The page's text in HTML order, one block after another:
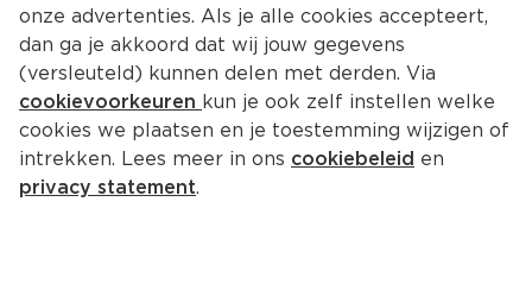
onze advertenties. Als je alle cookies accepteert,
dan ga je akkoord dat wij jouw gegevens
(versleuteld) kunnen delen met derden. Via
cookievoorkeuren kun je ook zelf instellen welke
cookies we plaatsen en je toestemming wijzigen of
intrekken. Lees meer in ons cookiebeleid en
privacy statement.